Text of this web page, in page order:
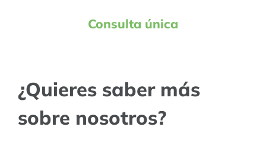
Consulta única
¿Quieres saber más
sobre nosotros?